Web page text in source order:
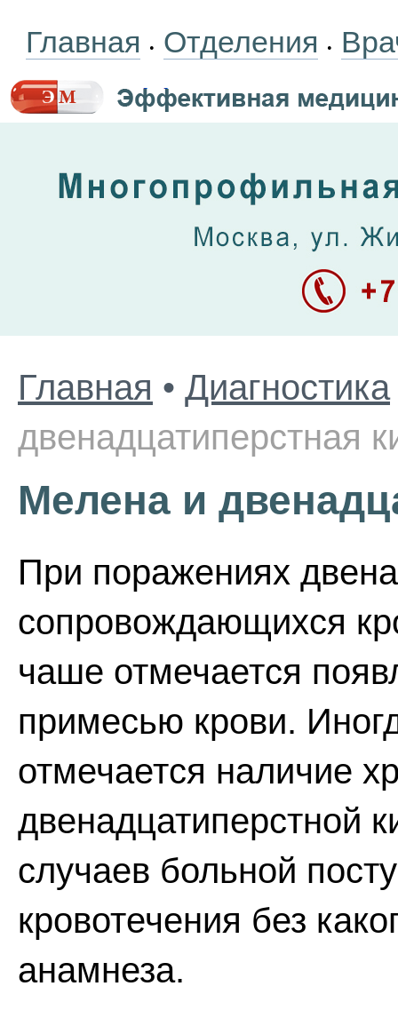
Главная • Отделения •
Главная • Диагностика
двенадцатиперстная
Мелена и
При поражениях
сопровождающихся
чаше отмечается
примесью крови.
отмечается наличие
двенадцатиперстной
случаев больной
кровотечения без
анамнеза.